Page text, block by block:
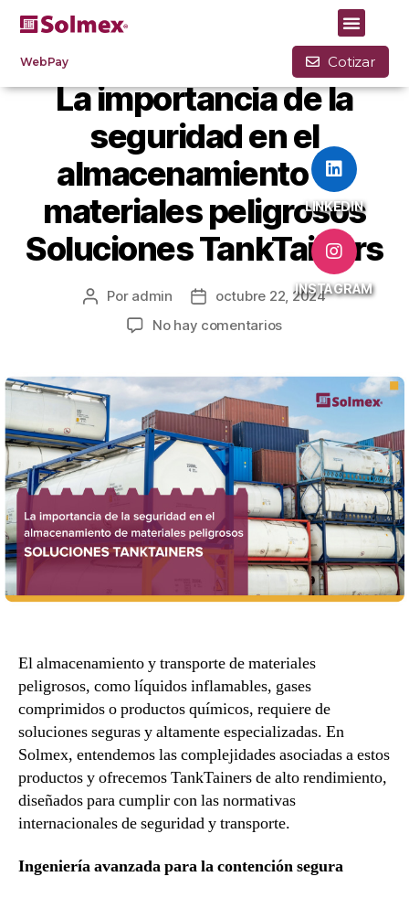
WebPay Cotizar
La importancia de la
seguridad en el
almacenamiento de
materiales peligrosos
Soluciones TankTainers
Por admin
octubre 22, 2024
No hay comentarios
El almacenamiento y transporte de materiales
peligrosos, como líquidos inflamables, gases
comprimidos o productos químicos, requiere de
soluciones seguras y altamente especializadas. En
Solmex, entendemos las complejidades asociadas a estos
productos y ofrecemos TankTainers de alto rendimiento,
diseñados para cumplir con las normativas
internacionales de seguridad y transporte.
Ingeniería avanzada para la contención segura
LINKEDIN
INSTAGRAM